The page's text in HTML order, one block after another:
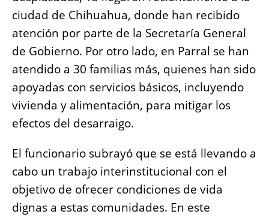
ciudad de Chihuahua, donde han recibido
atención por parte de la Secretaría General
de Gobierno. Por otro lado, en Parral se han
atendido a 30 familias más, quienes han sido
apoyadas con servicios básicos, incluyendo
vivienda y alimentación, para mitigar los
efectos del desarraigo.
El funcionario subrayó que se está llevando a
cabo un trabajo interinstitucional con el
objetivo de ofrecer condiciones de vida
dignas a estas comunidades. En este